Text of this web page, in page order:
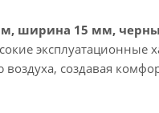
ширина 15 мм,
эксплуатационные
создавая